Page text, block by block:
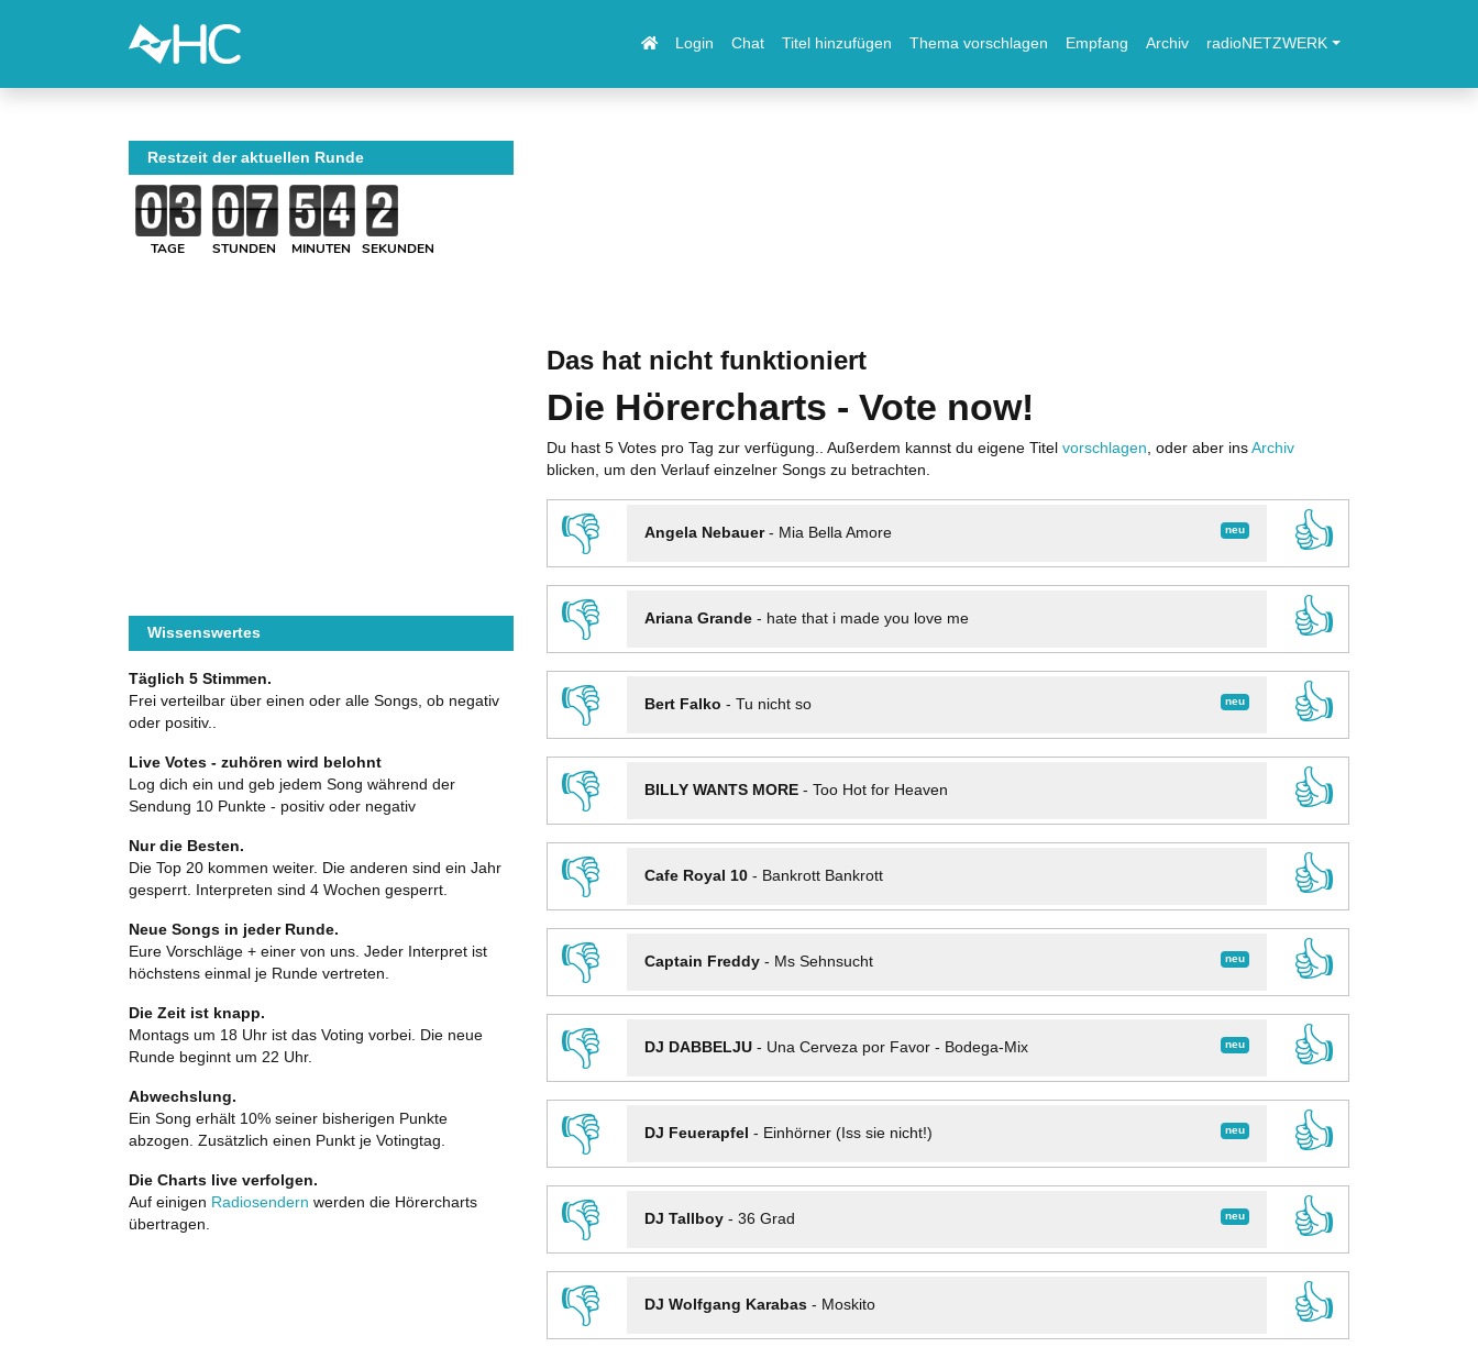
Login Chat Titel hinzufügen Thema vorschlagen Empfang Archiv radioNETZWERK
Das hat nicht funktioniert
Die Hörercharts - Vote now!
Du hast 5 Votes pro Tag zur verfügung.. Außerdem kannst du eigene Titel vorschlagen , oder aber ins Archiv
blicken, um den Verlauf einzelner Songs zu betrachten.
👎 neu
Angela Nebauer- Mia Bella Amore
👍
👎
Ariana Grande- hate that i made you love me
👍
👎
neu
Bert Falko - Tu nicht so
👍
👎
BILLY WANTS MORE- Too Hot for Heaven
👍
👎
Cafe Royal 10- Bankrott Bankrott
👍
👎
neu
Captain Freddy- Ms Sehnsucht
👍
👎
neu
DJ DABBELJU- Una Cerveza por Favor - Bodega-Mix
👍
👎
neu
DJ Feuerapfel - Einhörner (Iss sie nicht!)
👍
👎
neu
DJ Tallboy- 36 Grad
👍
👎
DJ Wolfgang Karabas- Moskito
👍
Restzeit der aktuellen Runde
TAGE STUNDEN MINUTEN SEKUNDEN
Wissenswertes
Täglich 5 Stimmen.
Frei verteilbar über einen oder alle Songs, ob negativ
oder positiv..
Live Votes - zuhören wird belohnt
Log dich ein und geb jedem Song während der
Sendung 10 Punkte - positiv oder negativ
Nur die Besten.
Die Top 20 kommen weiter. Die anderen sind ein Jahr
gesperrt. Interpreten sind 4 Wochen gesperrt.
Neue Songs in jeder Runde.
Eure Vorschläge + einer von uns. Jeder Interpret ist
höchstens einmal je Runde vertreten.
Die Zeit ist knapp.
Montags um 18 Uhr ist das Voting vorbei. Die neue
Runde beginnt um 22 Uhr.
Abwechslung.
Ein Song erhält 10% seiner bisherigen Punkte
abzogen. Zusätzlich einen Punkt je Votingtag.
Die Charts live verfolgen.
Auf einigen Radiosendern werden die Hörercharts
übertragen.